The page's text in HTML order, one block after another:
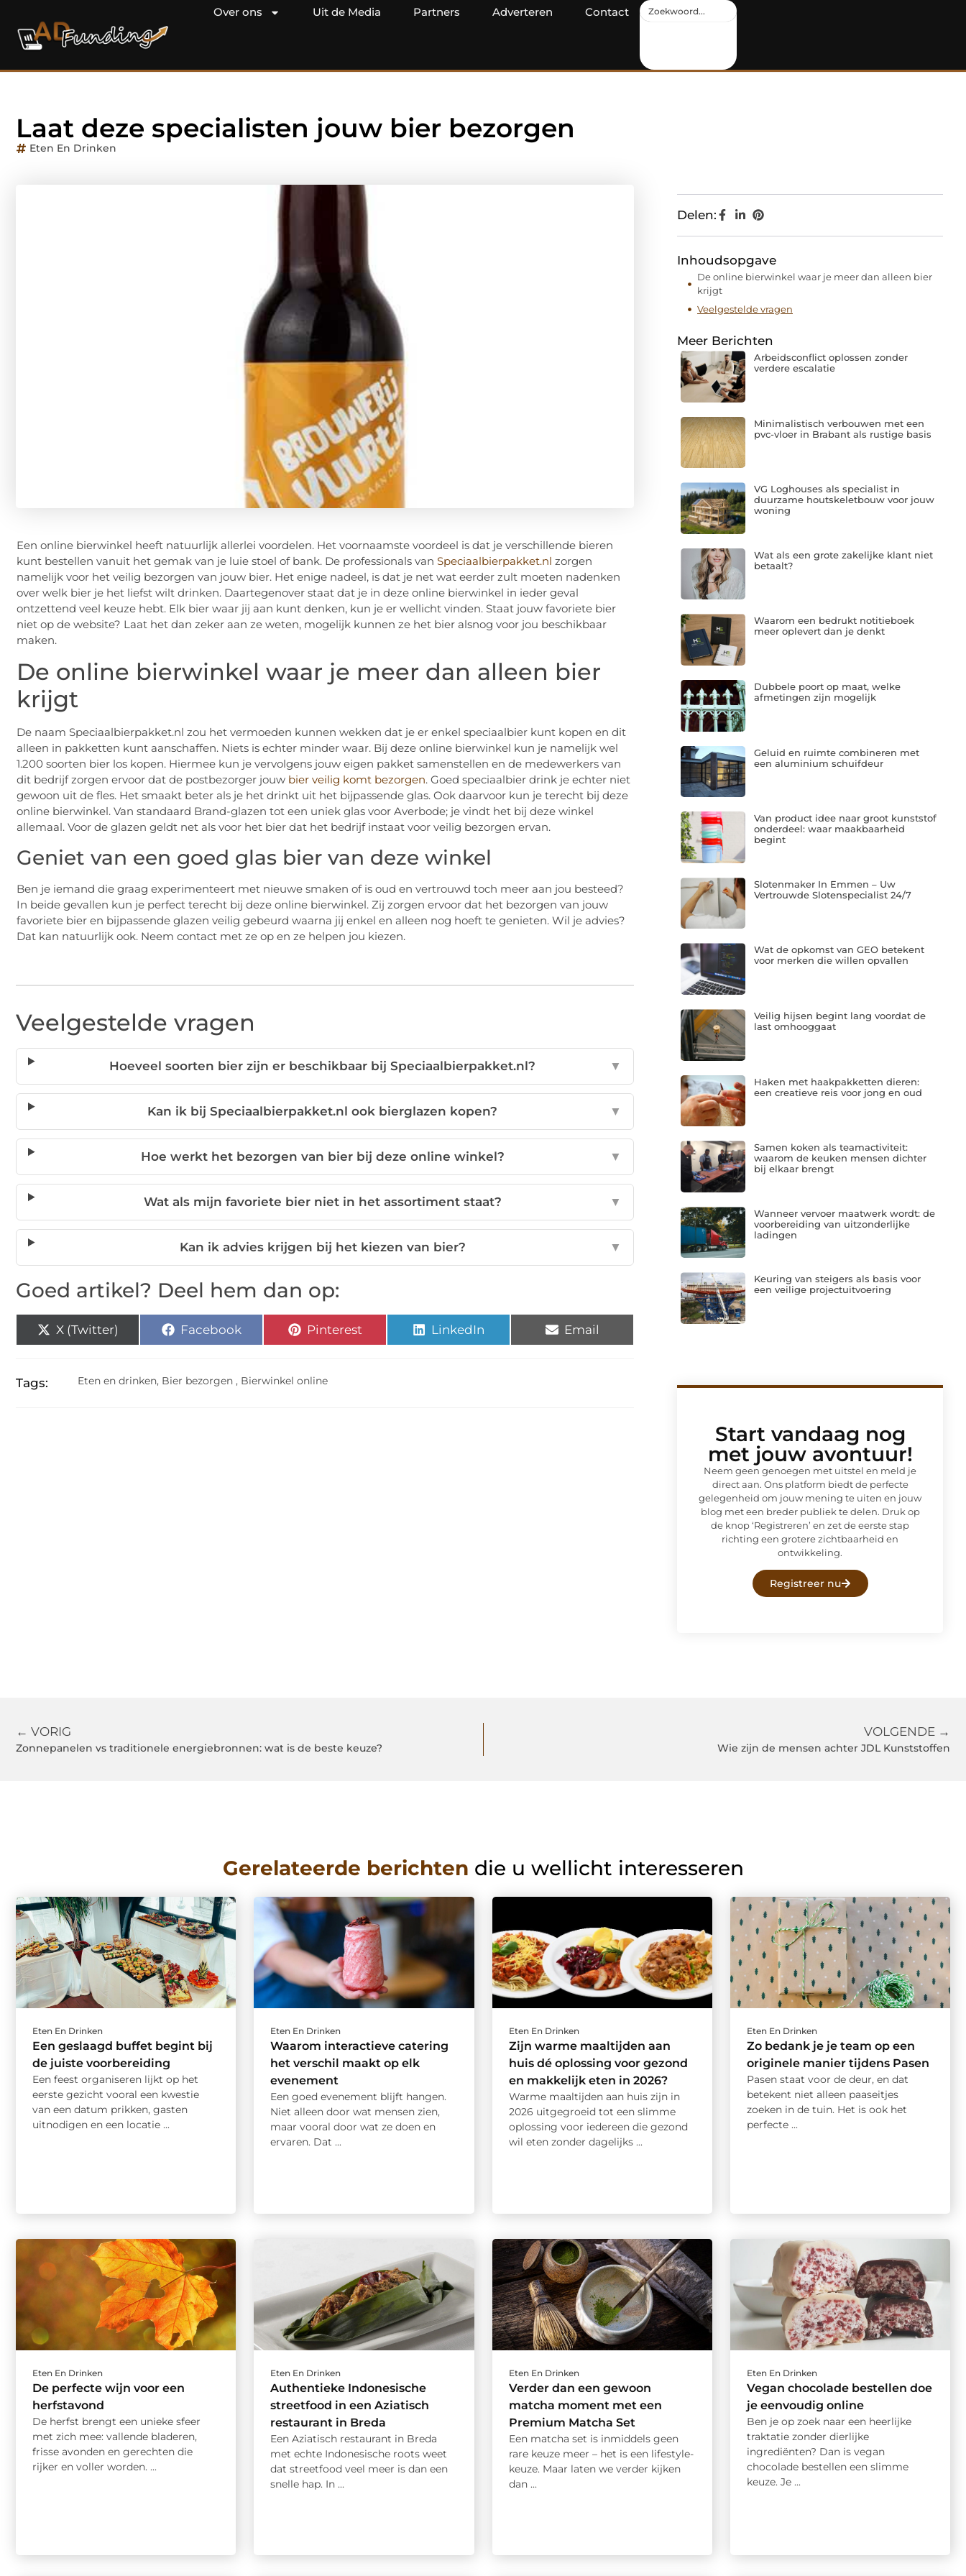
Over ons Uit de Media Partners Adverteren Contact
Laat deze specialisten jouw bier bezorgen
Eten En Drinken
Een online bierwinkel heeft natuurlijk allerlei voordelen. Het voornaamste voordeel is dat je verschillende bieren
kunt bestellen vanuit het gemak van je luie stoel of bank. De professionals van Speciaalbierpakket.nl zorgen
namelijk voor het veilig bezorgen van jouw bier. Het enige nadeel, is dat je net wat eerder zult moeten nadenken
over welk bier je het liefst wilt drinken. Daartegenover staat dat je in deze online bierwinkel in ieder geval
ontzettend veel keuze hebt. Elk bier waar jij aan kunt denken, kun je er wellicht vinden. Staat jouw favoriete bier
niet op de website? Laat het dan zeker aan ze weten, mogelijk kunnen ze het bier alsnog voor jou beschikbaar
maken.
De online bierwinkel waar je meer dan alleen bier
krijgt
De naam Speciaalbierpakket.nl zou het vermoeden kunnen wekken dat je er enkel speciaalbier kunt kopen en dit
alleen in pakketten kunt aanschaffen. Niets is echter minder waar. Bij deze online bierwinkel kun je namelijk wel
1.200 soorten bier los kopen. Hiermee kun je vervolgens jouw eigen pakket samenstellen en de medewerkers van
dit bedrijf zorgen ervoor dat de postbezorger jouw bier veilig komt bezorgen. Goed speciaalbier drink je echter niet
gewoon uit de fles. Het smaakt beter als je het drinkt uit het bijpassende glas. Ook daarvoor kun je terecht bij deze
online bierwinkel. Van standaard Brand-glazen tot een uniek glas voor Averbode; je vindt het bij deze winkel
allemaal. Voor de glazen geldt net als voor het bier dat het bedrijf instaat voor veilig bezorgen ervan.
Geniet van een goed glas bier van deze winkel
Ben je iemand die graag experimenteert met nieuwe smaken of is oud en vertrouwd toch meer aan jou besteed?
In beide gevallen kun je perfect terecht bij deze online bierwinkel. Zij zorgen ervoor dat het bezorgen van jouw
favoriete bier en bijpassende glazen veilig gebeurd waarna jij enkel en alleen nog hoeft te genieten. Wil je advies?
Dat kan natuurlijk ook. Neem contact met ze op en ze helpen jou kiezen.
Veelgestelde vragen
Hoeveel soorten bier zijn er beschikbaar bij Speciaalbierpakket.nl? ▼
Kan ik bij Speciaalbierpakket.nl ook bierglazen kopen? ▼
Hoe werkt het bezorgen van bier bij deze online winkel? ▼
Wat als mijn favoriete bier niet in het assortiment staat? ▼
Kan ik advies krijgen bij het kiezen van bier? ▼
Goed artikel? Deel hem dan op:
X (Twitter) Facebook Pinterest LinkedIn Email
Tags: Eten en drinken, Bier bezorgen , Bierwinkel online
Delen:
Inhoudsopgave
De online bierwinkel waar je meer dan alleen bier
krijgt
Veelgestelde vragen
Meer Berichten
Arbeidsconflict oplossen zonder
verdere escalatie
Minimalistisch verbouwen met een
pvc-vloer in Brabant als rustige basis
VG Loghouses als specialist in
duurzame houtskeletbouw voor jouw
woning
Wat als een grote zakelijke klant niet
betaalt?
Waarom een bedrukt notitieboek
meer oplevert dan je denkt
Dubbele poort op maat, welke
afmetingen zijn mogelijk
Geluid en ruimte combineren met
een aluminium schuifdeur
Van product idee naar groot kunststof
onderdeel: waar maakbaarheid
begint
Slotenmaker In Emmen – Uw
Vertrouwde Slotenspecialist 24/7
Wat de opkomst van GEO betekent
voor merken die willen opvallen
Veilig hijsen begint lang voordat de
last omhooggaat
Haken met haakpakketten dieren:
een creatieve reis voor jong en oud
Samen koken als teamactiviteit:
waarom de keuken mensen dichter
bij elkaar brengt
Wanneer vervoer maatwerk wordt: de
voorbereiding van uitzonderlijke
ladingen
Keuring van steigers als basis voor
een veilige projectuitvoering
Start vandaag nog
met jouw avontuur!
Neem geen genoegen met uitstel en meld je
direct aan. Ons platform biedt de perfecte
gelegenheid om jouw mening te uiten en jouw
blog met een breder publiek te delen. Druk op
de knop ‘Registreren’ en zet de eerste stap
richting een grotere zichtbaarheid en
ontwikkeling.
Registreer nu
← VORIG
Zonnepanelen vs traditionele energiebronnen: wat is de beste keuze?
VOLGENDE →
Wie zijn de mensen achter JDL Kunststoffen
Gerelateerde berichten die u wellicht interesseren
Eten En Drinken
Een geslaagd buffet begint bij
de juiste voorbereiding
Een feest organiseren lijkt op het
eerste gezicht vooral een kwestie
van een datum prikken, gasten
uitnodigen en een locatie ...
Eten En Drinken
Waarom interactieve catering
het verschil maakt op elk
evenement
Een goed evenement blijft hangen.
Niet alleen door wat mensen zien,
maar vooral door wat ze doen en
ervaren. Dat ...
Eten En Drinken
Zijn warme maaltijden aan
huis dé oplossing voor gezond
en makkelijk eten in 2026?
Warme maaltijden aan huis zijn in
2026 uitgegroeid tot een slimme
oplossing voor iedereen die gezond
wil eten zonder dagelijks ...
Eten En Drinken
Zo bedank je je team op een
originele manier tijdens Pasen
Pasen staat voor de deur, en dat
betekent niet alleen paaseitjes
zoeken in de tuin. Het is ook het
perfecte ...
Eten En Drinken
De perfecte wijn voor een
herfstavond
De herfst brengt een unieke sfeer
met zich mee: vallende bladeren,
frisse avonden en gerechten die
rijker en voller worden. ...
Eten En Drinken
Authentieke Indonesische
streetfood in een Aziatisch
restaurant in Breda
Een Aziatisch restaurant in Breda
met echte Indonesische roots weet
dat streetfood veel meer is dan een
snelle hap. In ...
Eten En Drinken
Verder dan een gewoon
matcha moment met een
Premium Matcha Set
Een matcha set is inmiddels geen
rare keuze meer – het is een lifestyle-
keuze. Maar laten we verder kijken
dan ...
Eten En Drinken
Vegan chocolade bestellen doe
je eenvoudig online
Ben je op zoek naar een heerlijke
traktatie zonder dierlijke
ingrediënten? Dan is vegan
chocolade bestellen een slimme
keuze. Je ...